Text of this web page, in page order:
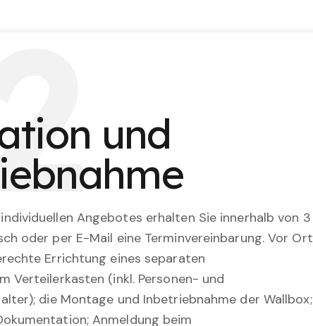
und
Angebotes erhalten Sie innerhalb von 3
oder per E-Mail eine Terminvereinbarung. Vor Ort
Errichtung eines separaten
Verteilerkasten (inkl. Personen- und
die Montage und Inbetriebnahme der Wallbox;
Anmeldung beim